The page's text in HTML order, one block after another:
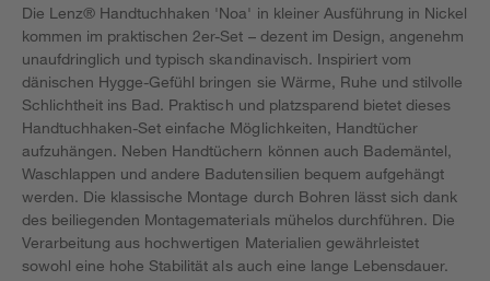
Die Lenz® Handtuchhaken 'Noa' in kleiner Ausführung in Nickel
kommen im praktischen 2er-Set – dezent im Design, angenehm
unaufdringlich und typisch skandinavisch. Inspiriert vom
dänischen Hygge-Gefühl bringen sie Wärme, Ruhe und stilvolle
Schlichtheit ins Bad. Praktisch und platzsparend bietet dieses
Handtuchhaken-Set einfache Möglichkeiten, Handtücher
aufzuhängen. Neben Handtüchern können auch Bademäntel,
Waschlappen und andere Badutensilien bequem aufgehängt
werden. Die klassische Montage durch Bohren lässt sich dank
des beiliegenden Montagematerials mühelos durchführen. Die
Verarbeitung aus hochwertigen Materialien gewährleistet
sowohl eine hohe Stabilität als auch eine lange Lebensdauer.